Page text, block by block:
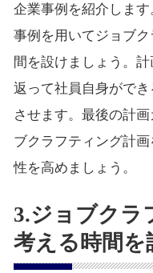
企業事例を紹介しま
事例を用いてジョブ
間を設けましょう。
返って社員自身がで
させます。最後の計
ブクラフティング計
性を高めましょう。
3.ジョブクラ
考える時間を